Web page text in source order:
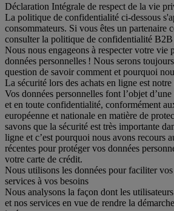
Déclaration Intégrale de respect de la vie
La politique de confidentialité ci-dessous
consommateurs. Si vous êtes un partenaire
consulter la politique de confidentialité B2B
Nous nous engageons à respecter votre vie
données personnelles ! Nous serons
question de savoir comment et pourquoi
La sécurité lors des achats en ligne est
Vos données personnelles font l’objet
et en toute confidentialité, conformément
européenne et nationale en matière de
savons que la sécurité est très importante
ligne et c’est pourquoi nous avons recours
récentes pour protéger vos données
votre carte de crédit.
Nous utilisons les données pour faciliter vos
services à vos besoins
Nous analysons la façon dont les
et nos services en vue de rendre la